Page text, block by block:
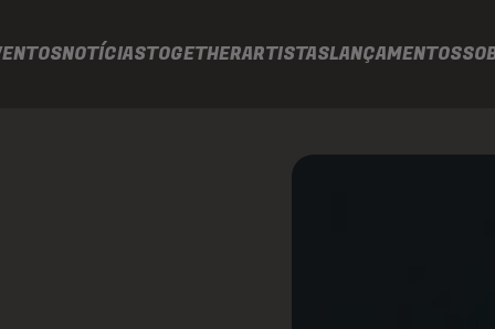
NOTÍCIASTOGETHERARTISTASLANÇAMENTOS